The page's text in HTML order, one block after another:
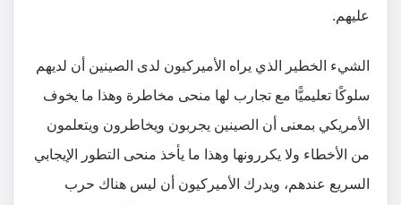
عليهم.
الشيء الخطير الذي يراه الأميركيون لدى الصينين أن لديهم
سلوكًا تعليميًّا مع تجارب لها منحى مخاطرة وهذا ما يخوف
الأمريكي بمعنى أن الصينين يجربون ويخاطرون ويتعلمون
من الأخطاء ولا يكررونها وهذا ما يأخذ منحى التطور الإيجابي
السريع عندهم، ويدرك الأميركيون أن ليس هناك حرب